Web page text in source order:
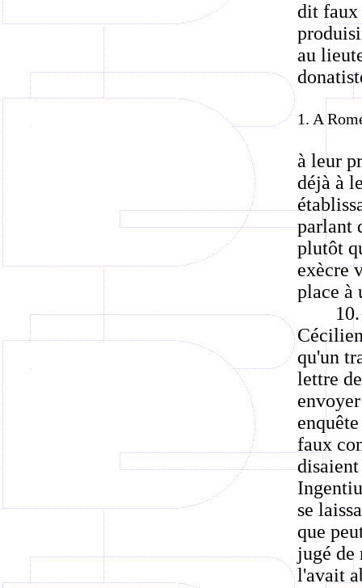
dit faux
au
1. A
à leur
déjà à
parlant
plutôt
exècre
place à
qu'un
lettre
faux
se
que
jugé de
l'avait